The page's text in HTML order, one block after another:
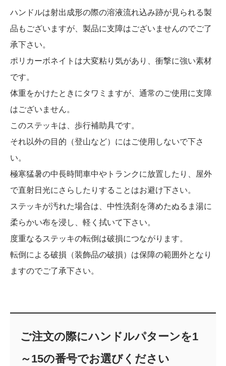
ハンドルは射出成形の際の溶液流れ込み跡が見られる製
品もございますが、製品に支障はございませんのでご了
承下さい。
ポリカーボネイトは大変粘り気があり、衝撃に強い素材
です。
体重をかけたときにタワミますが、通常のご使用に支障
はございません。
このステッキは、歩行補助具です。
それ以外の目的（登山など）にはご使用しないで下さ
い。
極寒猛暑の中長時間車中やトランクに放置したり、屋外
で直射日光にさらしたりすることはお避け下さい。
ステッキが汚れた場合は、中性洗剤を薄めたぬるま湯に
柔らかい布を浸し、軽く拭いて下さい。
度重なるステッキの転倒は破損につながります。
転倒による破損（装飾品の破損）は保障の範囲外となり
ますのでご了承下さい。
ご注文の際にハンドルパターンを1
～15の番号でお選びください